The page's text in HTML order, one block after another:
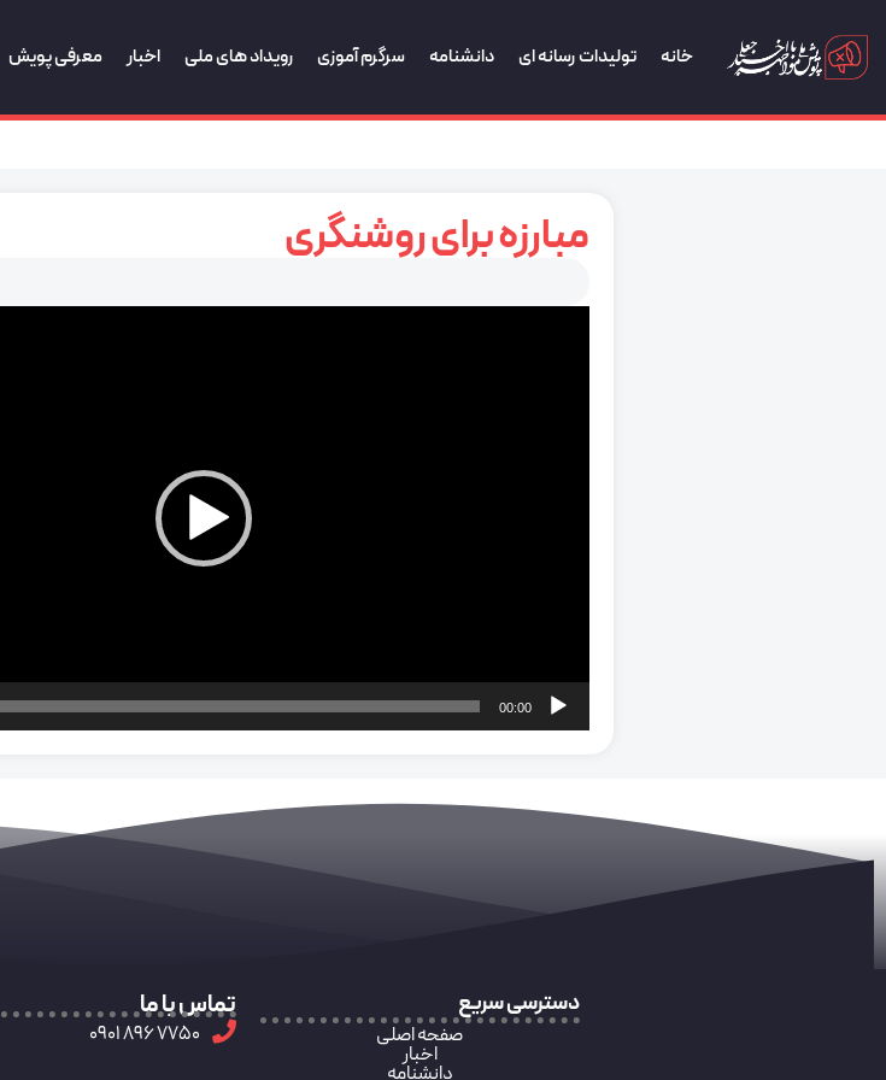
خانه تولیدات رسانه ای دانشنامه سرگرم آموزی رویداد های ملی اخبار معرفی پویش
مبارزه برای روشنگری
00:00
دسترسی سریع
صفحه اصلی
اخبار
دانشنامه
تماس با ما
7750 896 0901